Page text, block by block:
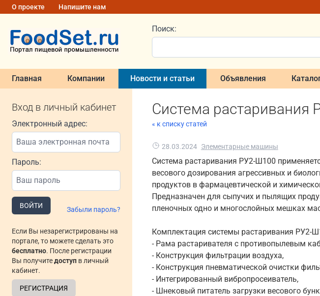
О проекте Напишите нам
Поиск:
Главная Компании Новости и статьи Объявления
Вход в личный кабинет
Электронный адрес:
Пароль:
ВОЙТИ Забыли пароль?
Если Вы незарегистрированы на
портале, то можете сделать это
бесплатно. После регистрации
Вы получитедоступ в личный
кабинет.
РЕГИСТРАЦИЯ
Система
« к списку статей
28.03.2024 Элементарные машины
Система растаривания РУ2-Ш100
весового дозирования агрессивных и
продуктов в фармацевтической и
Предназначен для сыпучих и пылящих
пленочных одно и многослойных мешках
Комплектация системы растаривания РУ2-
- Рама растаривателя с противопылевым
- Конструкция фильтрации воздуха,
- Конструкция пневматической очистки
- Интегрированный вибропросеиватель,
- Шнековый питатель загрузки весового